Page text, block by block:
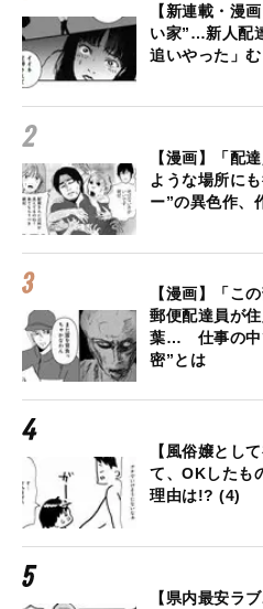
【新連載・漫
い家”…新人配
追いやった」
【漫画】「配
ような場所に
ー”の異色作、
【漫画】「こ
郵便配達員が
葉… 仕事の中
密”とは
【風俗嬢とし
て、OKしたも
理由は!? (4)
【県内最安ラ